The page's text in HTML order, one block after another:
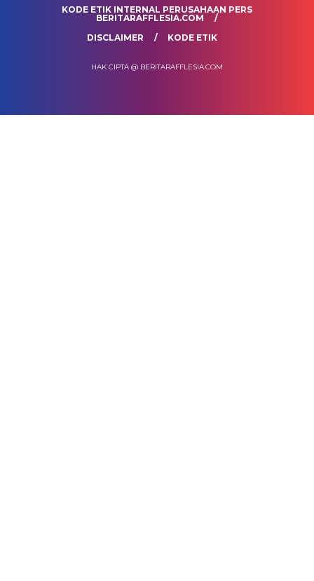
KODE ETIK INTERNAL PERUSAHAAN PERS
BERITARAFFLESIA.COM
DISCLAIMER
KODE ETIK
HAK CIPTA @ BERITARAFFLESIA.COM